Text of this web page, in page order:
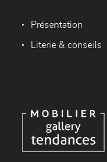
Présentation
Literie & conseils